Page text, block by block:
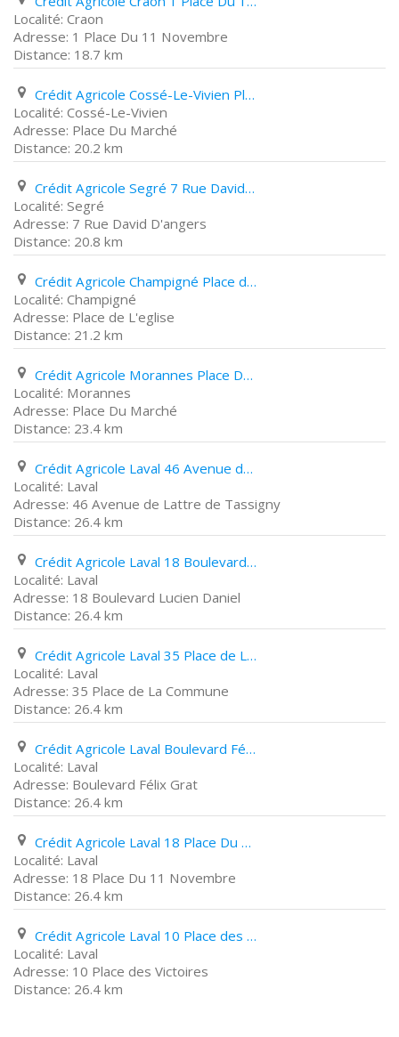
Craon
1 Place Du 11 Novembre
18.7 km
Crédit Agricole Cossé-Le-Vivien Place Du Marché
Cossé-Le-Vivien
Place Du Marché
20.2 km
Crédit Agricole Segré 7 Rue David D'angers
Segré
7 Rue David D'angers
20.8 km
Crédit Agricole Champigné Place de L'eglise
Champigné
Place de L'eglise
21.2 km
Crédit Agricole Morannes Place Du Marché
Morannes
Place Du Marché
23.4 km
Crédit Agricole Laval 46 Avenue de Lattre de Tassigny
Laval
46 Avenue de Lattre de Tassigny
26.4 km
Crédit Agricole Laval 18 Boulevard Lucien Daniel
Laval
18 Boulevard Lucien Daniel
26.4 km
Crédit Agricole Laval 35 Place de La Commune
Laval
35 Place de La Commune
26.4 km
Crédit Agricole Laval Boulevard Félix Grat
Laval
Boulevard Félix Grat
26.4 km
Crédit Agricole Laval 18 Place Du 11 Novembre
Laval
18 Place Du 11 Novembre
26.4 km
Crédit Agricole Laval 10 Place des Victoires
Laval
10 Place des Victoires
26.4 km